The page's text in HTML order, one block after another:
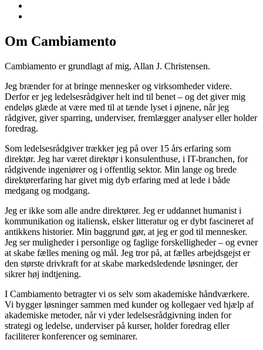
Om Cambiamento
Cambiamento er grundlagt af mig, Allan J. Christensen.
Jeg brænder for at bringe mennesker og virksomheder videre.
Derfor er jeg ledelsesrådgiver helt ind til benet – og det giver mig
endeløs glæde at være med til at tænde lyset i øjnene, når jeg
rådgiver, giver sparring, underviser, fremlægger analyser ellerholder
foredrag.
Som ledelsesrådgivertrækker jeg på over 15 års erfaring som
direktør. Jeg har været direktør i konsulenthuse, i IT-branchen, for
rådgivende ingeniørerog i offentlig sektor. Min lange og brede
direktørerfaring har givet mig dyb erfaring med at lede i både
medgang og modgang.
Jeg er ikke som alle andre direktører. Jeg er uddannet humanist i
kommunikation og italiensk, elsker litteratur og er dybt fascineret af
antikkens historier. Min baggrund gør, at jeg er god til mennesker.
Jeg ser muligheder i personlige og faglige forskelligheder – og evner
at skabe fælles mening og mål. Jeg tror på, at fælles arbejdsgejst er
den største drivkraft for at skabe markedsledende løsninger, der
sikrer høj indtjening.
I Cambiamento betragter vi os selv som akademiske håndværkere.
Vi bygger løsninger sammen med kunder og kollegaer ved hjælp af
akademiske metoder, når vi yder ledelsesrådgivning inden for
strategi og ledelse, underviser på kurser, holder foredrag eller
faciliterer konferencer og seminarer.